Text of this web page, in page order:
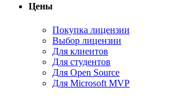
Цены
Покупка лицензии
Выбор лицензии
Для клиентов
Для студентов
Для Open Source
Для Microsoft MVP